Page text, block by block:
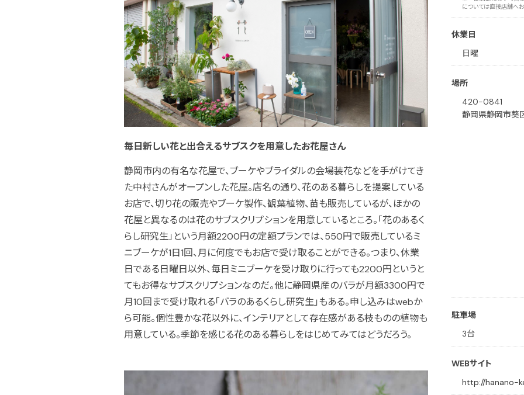
毎日新しい花と出合えるサブスクを用意したお花屋さん
静岡市内の有名な花屋で、ブーケやブライダルの会場装花などを手がけてき
た中村さんがオープンした花屋。店名の通り、花のある暮らしを提案している
お店で、切り花の販売やブーケ製作、観葉植物、苗も販売しているが、ほかの
花屋と異なるのは花のサブスクリプションを用意しているところ。「花のあるく
らし研究生」という月額2200円の定額プランでは、550円で販売しているミ
ニブーケが1日1回、月に何度でもお店で受け取ることができる。つまり、休業
日である日曜日以外、毎日ミニブーケを受け取りに行っても2200円というと
てもお得なサブスクリプションなのだ。他に静岡県産のバラが月額3300円で
月10回まで受け取れる「バラのあるくらし研究生」もある。申し込みはwebか
ら可能。個性豊かな花以外に、インテリアとして存在感がある枝ものの植物も
用意している。季節を感じる花のある暮らしをはじめてみてはどうだろう。
については直接店舗へ
休業日
日曜
場所
420-0841
静岡県静岡市葵
駐車場
3台
WEBサイト
http://hanano-